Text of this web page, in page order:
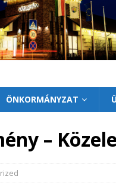
ÖNKORMÁNYZAT
–